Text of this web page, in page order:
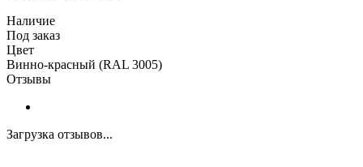
Наличие
Под заказ
Цвет
Винно-красный (RAL 3005)
Отзывы
Загрузка отзывов...